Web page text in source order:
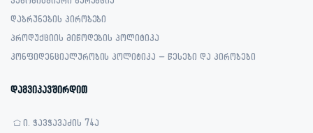
დაბრუნების პირობები
პროდუქციის მიწოდების პოლიტიკა
კონფიდენციალურობის პოლიტიკა – წესები და პირობები
დაგვიკავშირდით
ი. ჭავჭავაძის 74ა